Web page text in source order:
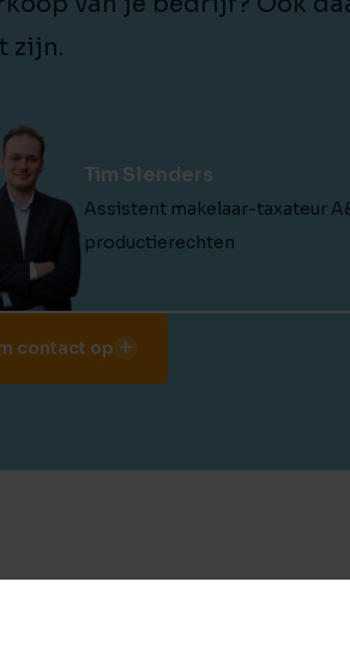
zijn.
Tim Slenders
Assistent makelaar-taxateur
productierechten
contact op